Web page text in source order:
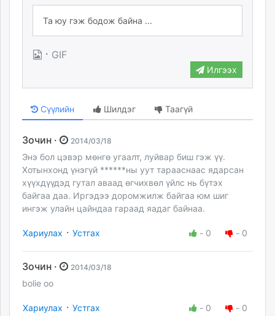
· GIF
Илгээх
Сүүлийн Шилдэг Таагүй
Зочин · 2014/03/18
Энэ бол цэвэр мөнгө угаалт, луйвар биш гэж үү.
Хотынхонд үнэгүй ******ны уут тарааснаас ядарсан
хүүхдүүдэд гутал аваад өгчихвөл үйлс нь бүтэх
байгаа даа. Иргэдээ доромжилж байгаа юм шиг
ингэж улайн цайндаа гараад яадаг байнаа.
Хариулах · Устгах - 0 - 0
Зочин · 2014/03/18
bolie oo
Хариулах · Устгах - 0 - 0